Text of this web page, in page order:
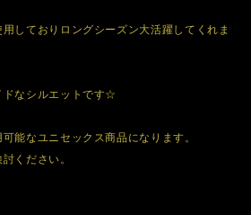
しておりロングシーズン大活躍してくれま
ドなシルエットです☆
能なユニセックス商品になります。
ください。